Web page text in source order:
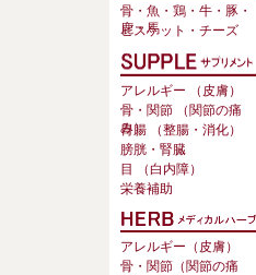
骨・魚・鶏・牛・豚・
鹿・馬
ビスケット・チーズ
アレルギー （皮膚）
骨・関節 （関節の痛
み）
胃腸 （整腸・消化）
膀胱・腎臓
目 （白内障）
栄養補助
アレルギー（皮膚）
骨・関節（関節の痛